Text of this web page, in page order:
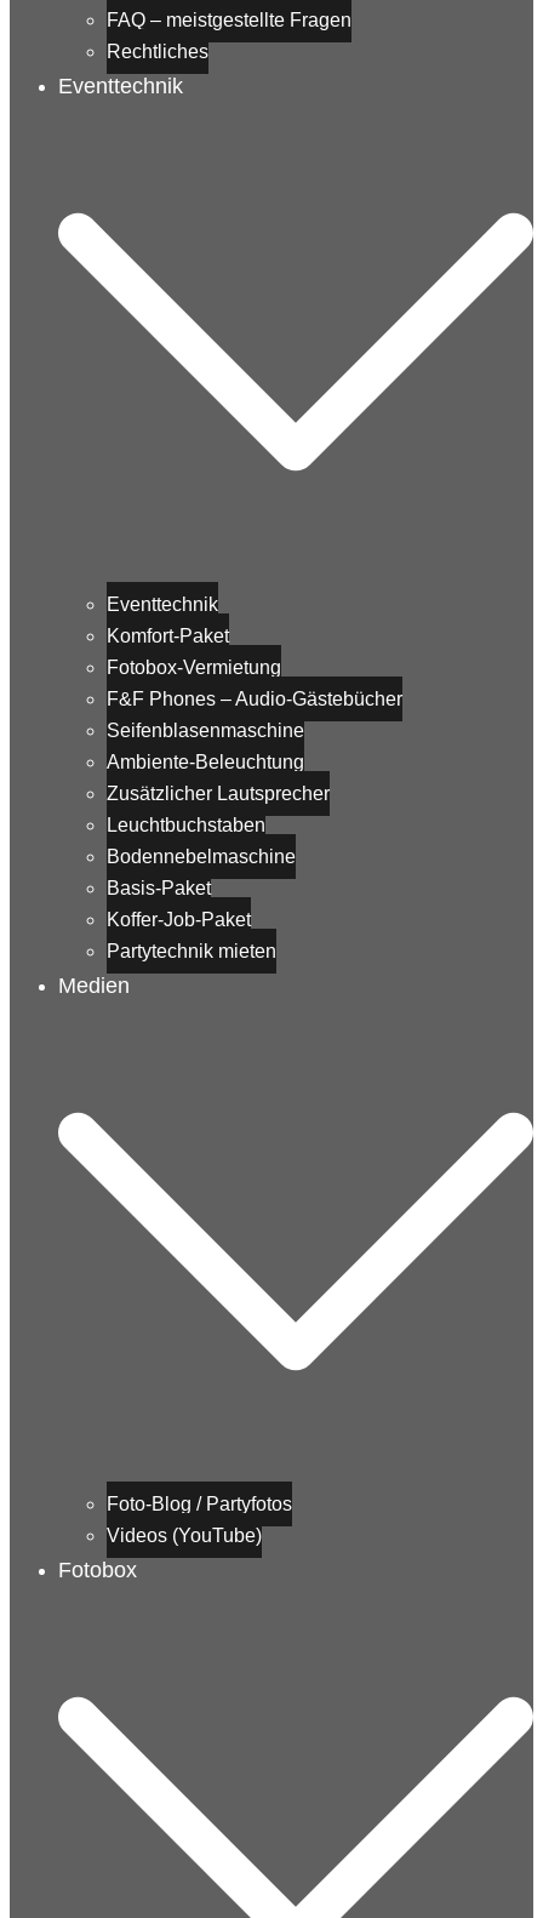
FAQ – meistgestellte Fragen
Rechtliches
Eventtechnik
Eventtechnik
Komfort-Paket
Fotobox-Vermietung
F&F Phones – Audio-Gästebücher
Seifenblasenmaschine
Ambiente-Beleuchtung
Zusätzlicher Lautsprecher
Leuchtbuchstaben
Bodennebelmaschine
Basis-Paket
Koffer-Job-Paket
Partytechnik mieten
Medien
Foto-Blog / Partyfotos
Videos (YouTube)
Fotobox